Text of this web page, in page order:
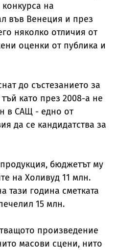
на
във Венеция и през
няколко отличия от
оценки от публика и
до състезанието за
като през 2008-а не
в САЩ - едно от
да се кандидатства за
бюджетът му
на Холивуд 11 млн.
тази година сметката
15 млн.
произведение
масови сцени, нито